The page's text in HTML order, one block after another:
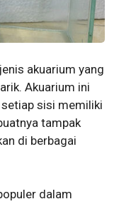
akuarium yang
Akuarium ini
sisi memiliki
tampak
di berbagai
dalam